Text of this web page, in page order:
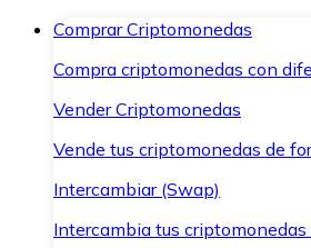
Comprar Criptomonedas
Compra criptomonedas con
Vender Criptomonedas
Vende tus criptomonedas de
Intercambiar (Swap)
Intercambia tus